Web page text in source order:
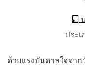
ประเ
ด้วยแรงบันดาลใจจา